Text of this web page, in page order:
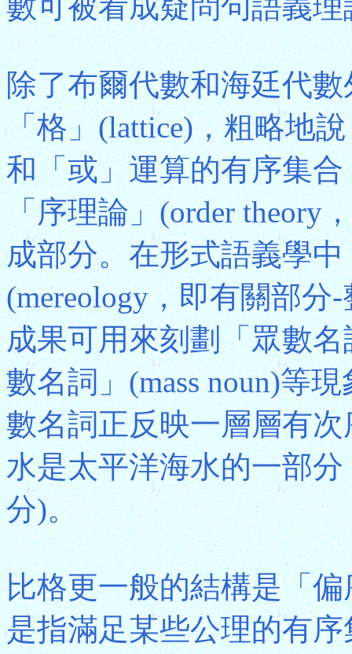
數可被看成疑問句語義
除了布爾代數和海廷代
「格」(lattice)，粗略地
和「或」運算的有序集
「序理論」(order theory
成部分。在形式語義學
(mereology，即有關部
成果可用來刻劃「眾數
數名詞」(mass noun)等
數名詞正反映一層層有
水是太平洋海水的一部
分)。
比格更一般的結構是「偏
是指滿足某些公理的有